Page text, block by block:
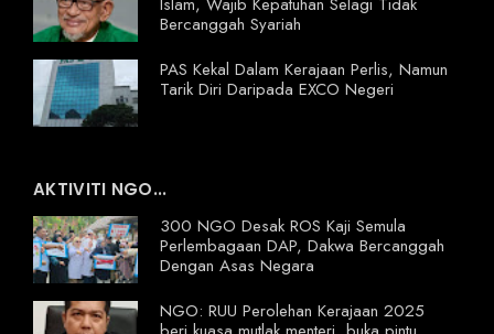
Bercanggah Syariah
PAS Kekal Dalam Kerajaan Perlis, Namun
Tarik Diri Daripada EXCO Negeri
AKTIVITI NGO...
300 NGO Desak ROS Kaji Semula
Perlembagaan DAP, Dakwa Bercanggah
Dengan Asas Negara
NGO: RUU Perolehan Kerajaan 2025